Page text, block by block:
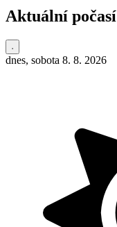
Aktuální počasí
dnes, sobota 8. 8. 2026